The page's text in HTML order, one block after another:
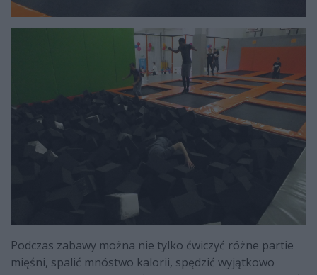
Podczas zabawy można nie tylko ćwiczyć różne partie
mięśni, spalić mnóstwo kalorii, spędzić wyjątkowo